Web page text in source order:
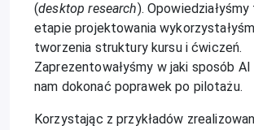
(desktop research).
etapie projektowania
tworzenia struktury kursu i ćwiczeń.
Zaprezentowałyśmy w jaki sposób AI
nam dokonać poprawek po pilotażu.
Korzystając z przykładów